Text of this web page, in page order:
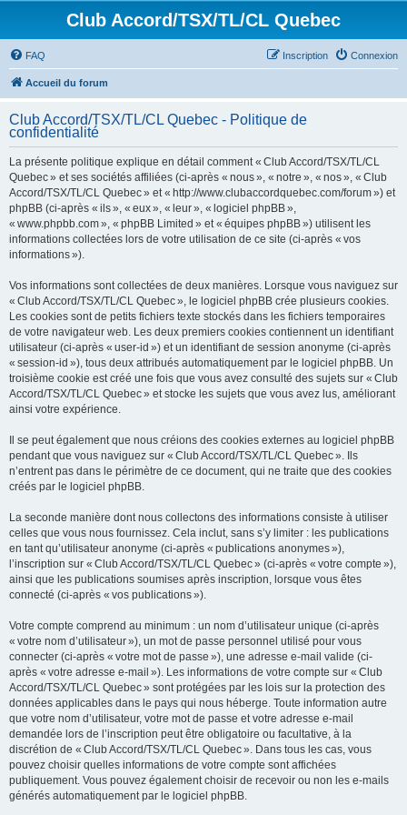
Club Accord/TSX/TL/CL Quebec
FAQ Connexion
Inscription
Accueil du forum
Club Accord/TSX/TL/CL Quebec - Politique de
confidentialité
La présente politique explique en détail comment « Club Accord/TSX/TL/CL
Quebec » et ses sociétés affiliées (ci-après « nous », « notre », « nos », « Club
Accord/TSX/TL/CL Quebec » et « http://www.clubaccordquebec.com/forum ») et
phpBB (ci-après « ils », « eux », « leur », « logiciel phpBB »,
« www.phpbb.com », « phpBB Limited » et « équipes phpBB ») utilisent les
informations collectées lors de votre utilisation de ce site (ci-après « vos
informations »).
Vos informations sont collectées de deux manières. Lorsque vous naviguez sur
« Club Accord/TSX/TL/CL Quebec », le logiciel phpBB crée plusieurs cookies.
Les cookies sont de petits fichiers texte stockés dans les fichiers temporaires
de votre navigateur web. Les deux premiers cookies contiennent un identifiant
utilisateur (ci-après « user-id ») et un identifiant de session anonyme (ci-après
« session-id »), tous deux attribués automatiquement par le logiciel phpBB. Un
troisième cookie est créé une fois que vous avez consulté des sujets sur « Club
Accord/TSX/TL/CL Quebec » et stocke les sujets que vous avez lus, améliorant
ainsi votre expérience.
Il se peut également que nous créions des cookies externes au logiciel phpBB
pendant que vous naviguez sur « Club Accord/TSX/TL/CL Quebec ». Ils
n’entrent pas dans le périmètre de ce document, qui ne traite que des cookies
créés par le logiciel phpBB.
La seconde manière dont nous collectons des informations consiste à utiliser
celles que vous nous fournissez. Cela inclut, sans s’y limiter : les publications
en tant qu’utilisateur anonyme (ci-après « publications anonymes »),
l’inscription sur « Club Accord/TSX/TL/CL Quebec » (ci-après « votre compte »),
ainsi que les publications soumises après inscription, lorsque vous êtes
connecté (ci-après « vos publications »).
Votre compte comprend au minimum : un nom d’utilisateur unique (ci-après
« votre nom d’utilisateur »), un mot de passe personnel utilisé pour vous
connecter (ci-après « votre mot de passe »), une adresse e-mail valide (ci-
après « votre adresse e-mail »). Les informations de votre compte sur « Club
Accord/TSX/TL/CL Quebec » sont protégées par les lois sur la protection des
données applicables dans le pays qui nous héberge. Toute information autre
que votre nom d’utilisateur, votre mot de passe et votre adresse e-mail
demandée lors de l’inscription peut être obligatoire ou facultative, à la
discrétion de « Club Accord/TSX/TL/CL Quebec ». Dans tous les cas, vous
pouvez choisir quelles informations de votre compte sont affichées
publiquement. Vous pouvez également choisir de recevoir ou non les e-mails
générés automatiquement par le logiciel phpBB.